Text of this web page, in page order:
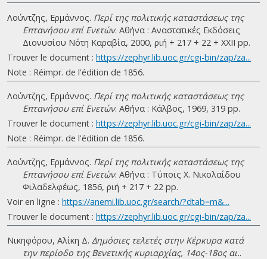
Λούντζης, Ερμάννος. Περί της πολιτικής καταστάσεως της
Επτανήσου επί Ενετών. Αθήνα : Αναστατικές Εκδόσεις
Διονυσίου Νότη Καραβία, 2000, ριή + 217 + 22 + ΧΧΙΙ pp.
Trouver le document : https://zephyr.lib.uoc.gr/cgi-bin/zap/za...
Note : Réimpr. de l'édition de 1856.
Λούντζης, Ερμάννος. Περί της πολιτικής καταστάσεως της
Επτανήσου επί Ενετών. Αθήνα : Κάλβος, 1969, 319 pp.
Trouver le document : https://zephyr.lib.uoc.gr/cgi-bin/zap/za...
Note : Réimpr. de l'édition de 1856.
Λούντζης, Ερμάννος. Περί της πολιτικής καταστάσεως της
Επτανήσου επί Ενετών. Αθήνα : Τύποις Χ. Νικολαίδου
Φιλαδελφέως, 1856, ριή + 217 + 22 pp.
Voir en ligne : https://anemi.lib.uoc.gr/search/?dtab=m&...
Trouver le document : https://zephyr.lib.uoc.gr/cgi-bin/zap/za...
Νικηφόρου, Αλίκη Δ. Δημόσιες τελετές στην Κέρκυρα κατά
την περίοδο της Βενετικής κυριαρχίας, 14ος-18ος αι..